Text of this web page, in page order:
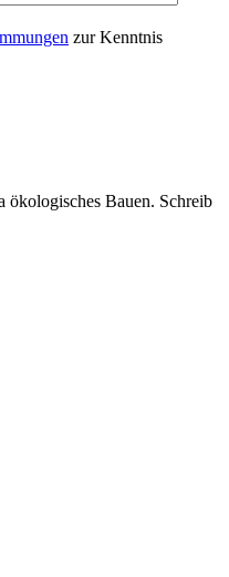
zur Kenntnis
ökologisches Bauen. Schreib